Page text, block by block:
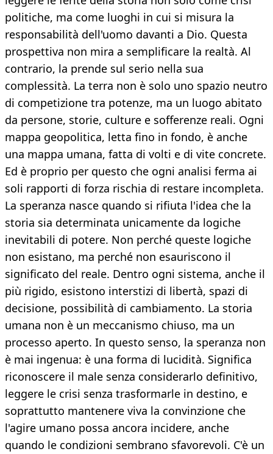
politiche, ma come luoghi in cui si misura la
responsabilità dell'uomo davanti a Dio. Questa
prospettiva non mira a semplificare la realtà. Al
contrario, la prende sul serio nella sua
complessità. La terra non è solo uno spazio neutro
di competizione tra potenze, ma un luogo abitato
da persone, storie, culture e sofferenze reali. Ogni
mappa geopolitica, letta fino in fondo, è anche
una mappa umana, fatta di volti e di vite concrete.
Ed è proprio per questo che ogni analisi ferma ai
soli rapporti di forza rischia di restare incompleta.
La speranza nasce quando si rifiuta l'idea che la
storia sia determinata unicamente da logiche
inevitabili di potere. Non perché queste logiche
non esistano, ma perché non esauriscono il
significato del reale. Dentro ogni sistema, anche il
più rigido, esistono interstizi di libertà, spazi di
decisione, possibilità di cambiamento. La storia
umana non è un meccanismo chiuso, ma un
processo aperto. In questo senso, la speranza non
è mai ingenua: è una forma di lucidità. Significa
riconoscere il male senza considerarlo definitivo,
leggere le crisi senza trasformarle in destino, e
soprattutto mantenere viva la convinzione che
l'agire umano possa ancora incidere, anche
quando le condizioni sembrano sfavorevoli. C'è un